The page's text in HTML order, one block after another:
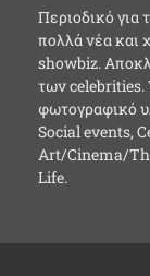
Περιοδικό για
πολλά νέα και
showbiz.
των celebrities.
φωτογραφικό
Social events,
Art/Cinema/
Life.